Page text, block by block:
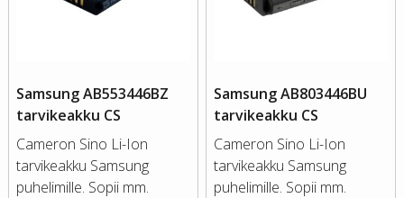
Samsung AB553446BZ
tarvikeakku CS
Cameron Sino Li-Ion
tarvikeakku Samsung
puhelimille. Sopii mm.
Samsung AB803446BU
tarvikeakku CS
Cameron Sino Li-Ion
tarvikeakku Samsung
puhelimille. Sopii mm.